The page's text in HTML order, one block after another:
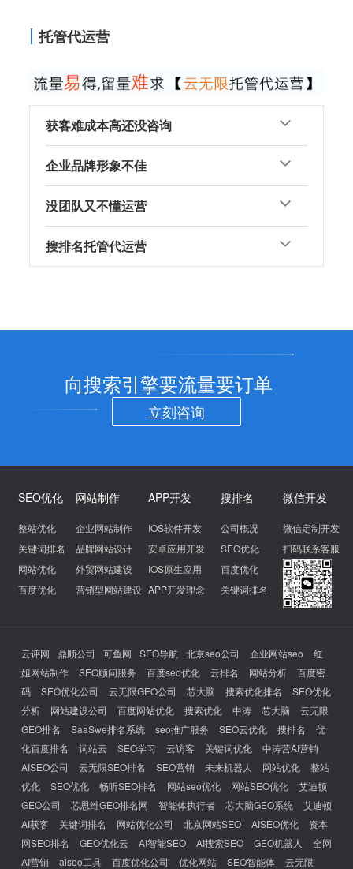
托管代运营
获客难成本高还没咨询
企业品牌形象不佳
没团队又不懂运营
搜排名托管代运营
向搜索引擎要流量要订单
立刻咨询
SEO优化
整站优化
关键词排名
网站优化
百度优化
网站制作
企业网站制作
品牌网站设计
外贸网站建设
营销型网站建设
APP开发
IOS软件开发
安卓应用开发
IOS原生应用
APP开发理念
搜排名
公司概况
SEO优化
百度优化
关键词排名
微信开发
微信定制开发
扫码联系客服
云评网 鼎顺公司 可鱼网 SEO导航 北京seo公司 企业网站seo
红
姐网站制作
SEO顾问服务 百度seo优化 云排名 网站分析
百度密
码
SEO优化公司 云无限GEO公司 芯大脑 搜索优化排名
SEO优化
分析
网站建设公司 百度网站优化 搜索优化 中涛 芯大脑
云无限
GEO排名
SaaSwe排名系统 seo推广服务 SEO云优化 搜排名
优
化百度排名
词站云 SEO学习 云访客 关键词优化
中涛营AI营销
AISEO公司
云无限SEO排名 SEO营销 未来机器人 网站优化
整站
优化
SEO优化 畅听SEO排名 网站seo优化 网站SEO优化
艾迪顿
GEO公司
芯思维GEO排名网 智能体执行者 芯大脑GEO系统
艾迪顿
AI获客
关键词排名 网站优化公司 北京网站SEO AISEO优化
资本
网SEO排名
GEO优化云 AI智能SEO AI搜索SEO GEO机器人
全网
AI营销
aiseo工具 百度优化公司 优化网站 SEO智能体 云无限